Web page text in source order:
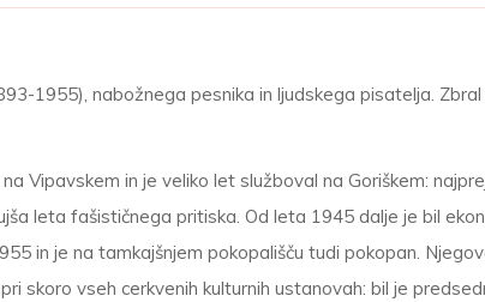
1955), nabožnega pesnika in ljudskega pisatelja.
Vipavskem in je veliko let služboval na Goriškem:
leta fašističnega pritiska. Od leta 1945 dalje je bil
in je na tamkajšnjem pokopališču tudi pokopan.
skoro vseh cerkvenih kulturnih ustanovah: bil je